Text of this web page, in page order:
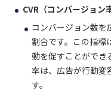
CVR（コンバージョ
コンバージョン数を
割合です。この指標
動を促すことができ
率は、広告が行動変
す。